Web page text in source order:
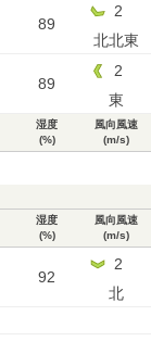
89
2
北北東
89
2
東
湿度
(%)
風向風速
(m/s)
湿度
(%)
風向風速
(m/s)
92
2
北